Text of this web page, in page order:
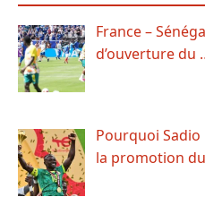
France –
d’ouverture du
Pourquoi
la promotion